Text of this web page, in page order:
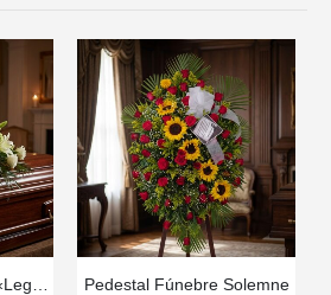
Pedestal Fúnebre Solemne